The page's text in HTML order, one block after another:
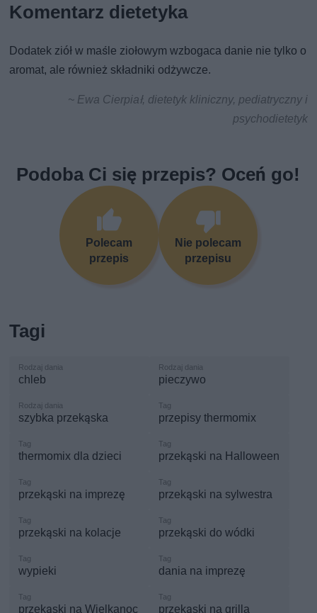
Komentarz dietetyka
Dodatek ziół w maśle ziołowym wzbogaca danie nie tylko o
aromat, ale również składniki odżywcze.
~ Ewa Cierpiał, dietetyk kliniczny, pediatryczny i
psychodietetyk
Podoba Ci się przepis? Oceń go!
Polecam
przepis
Nie polecam
przepisu
Tagi
chleb pieczywo
szybka przekąska przepisy thermomix
thermomix dla dzieci przekąski na Halloween
przekąski na imprezę przekąski na sylwestra
przekąski na kolacje przekąski do wódki
wypieki dania na imprezę
przekąski na Wielkanoc przekąski na grilla